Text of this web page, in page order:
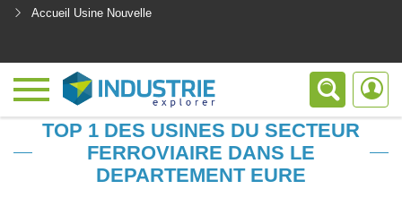
Accueil Usine Nouvelle
TOP 1 DES USINES DU SECTEUR
FERROVIAIRE DANS LE
DEPARTEMENT EURE